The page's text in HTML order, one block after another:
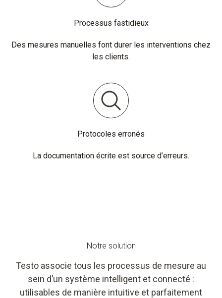
Processus fastidieux
Des mesures manuelles font durer les interventions chez
les clients.
Protocoles erronés
La documentation écrite est source d’erreurs.
Notre solution
Testo associe tous les processus de mesure au
sein d’un système intelligent et connecté :
utilisables de manière intuitive et parfaitement